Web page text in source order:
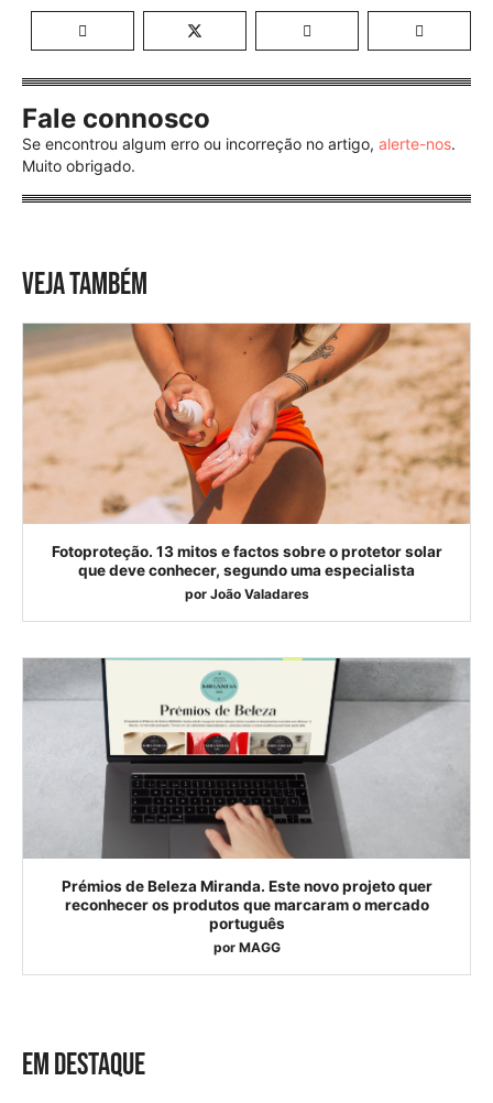
Fale connosco
Se encontrou algum erro ou incorreção no artigo, alerte-nos.
Muito obrigado.
VEJA TAMBÉM
Fotoproteção. 13 mitos e factos sobre o protetor solar
que deve conhecer, segundo uma especialista
por João Valadares
Prémios de Beleza Miranda. Este novo projeto quer
reconhecer os produtos que marcaram o mercado
português
por MAGG
EM DESTAQUE